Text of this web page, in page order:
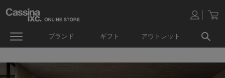
ブランド ギフト アウトレット